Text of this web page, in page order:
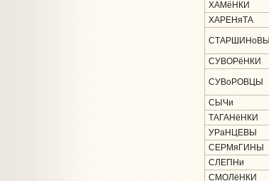
ХАМёНКИ
ХАРЕНяТА
СТАРШИНоВЫ
СУВОРёНКИ
СУВоРОВЦЫ
СЫЧи
ТАГАНёНКИ
УРаНЦЕВЫ
СЕРМяГИНЫ
СЛЕПНи
СМОЛёНКИ